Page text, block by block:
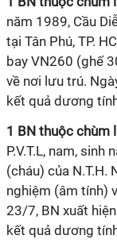
năm 1989, Cầu
tại Tân Phú, TP.
bay VN260 (ghế
về nơi lưu trú.
kết quả dương
1 BN thuộc chùm
P.V.T.L, nam, sinh
(cháu) của N.T.H.
nghiệm (âm tính)
23/7, BN xuất
kết quả dương